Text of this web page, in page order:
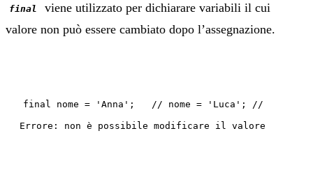
final
viene utilizzato per dichiarare variabili il cui
valore non può essere cambiato dopo l’assegnazione.
final nome = 'Anna'; // nome = 'Luca'; //
Errore: non è possibile modificare il valore